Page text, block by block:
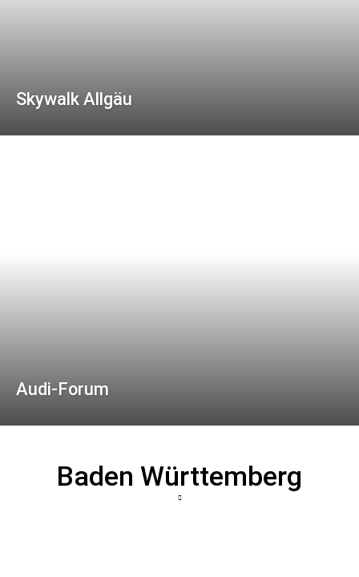
Skywalk Allgäu
Audi-Forum
Baden Württemberg